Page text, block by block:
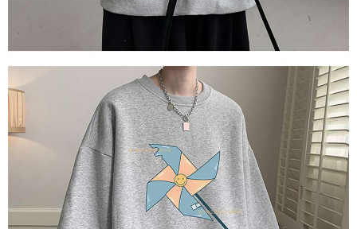
mengesahkan pembayaran, transaksi akan selesai.
3. Jumlah kelulusan sebenar, bilangan ansuran dan jumlah bayaran
adalah berdasarkan halaman pengesahan transaksi seterusnya.
4. Dalam masa 30 minit selepas pesanan ditubuhkan, jika tidak pergi
untuk mengesahkan transaksi atau jika tidak lulus semakan, pesanan
akan dibatalkan secara automatik. Jika terdapat situasi "pindah untuk
semakan khusus" yang tidak lulus, ini menunjukkan bahawa sistem
penilaian tidak mencukupi, tiada penjelasan mengenai kandungan
penilaian boleh diberikan.
【Penerangan Kaedah Pembayaran】
1. Pembayaran ansuran tidak digabungkan dalam bil telekomunikasi,
"Pembayaran Ansuran Gogo" akan menghantar SMS peringatan
pembayaran selepas tarikh penyelesaian bulanan.
2. Melalui pautan SMS untuk membuka bil, anda boleh memilih untuk
membayar melalui "Kod bar kedai serbaneka / Kedai rasmi Taiwan